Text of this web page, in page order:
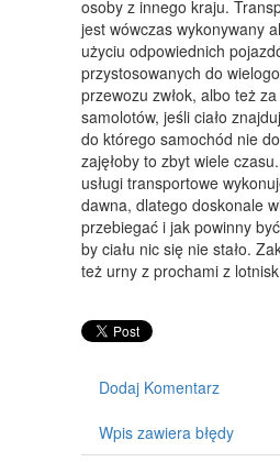
ELEKTRONIKA,
ART. DLA
OGRÓD,
CHEMIA
ART.
MATERIAŁY
INNE
PRZEMYSŁ
osoby z innego kraju.
jest wówczas wykonywany
użyciu odpowiednich
przystosowanych do
przewozu zwłok, albo też
samolotów, jeśli ciało
do którego samochód nie
zajęłoby to zbyt wiele
usługi transportowe
dawna, dlatego doskonale
przebiegać i jak powinny
by ciału nic się nie stało.
też urny z prochami z
Dodaj Komentarz
Wpis zawiera błędy